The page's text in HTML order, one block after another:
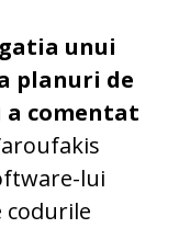
unui
planuri de
a comentat
lui